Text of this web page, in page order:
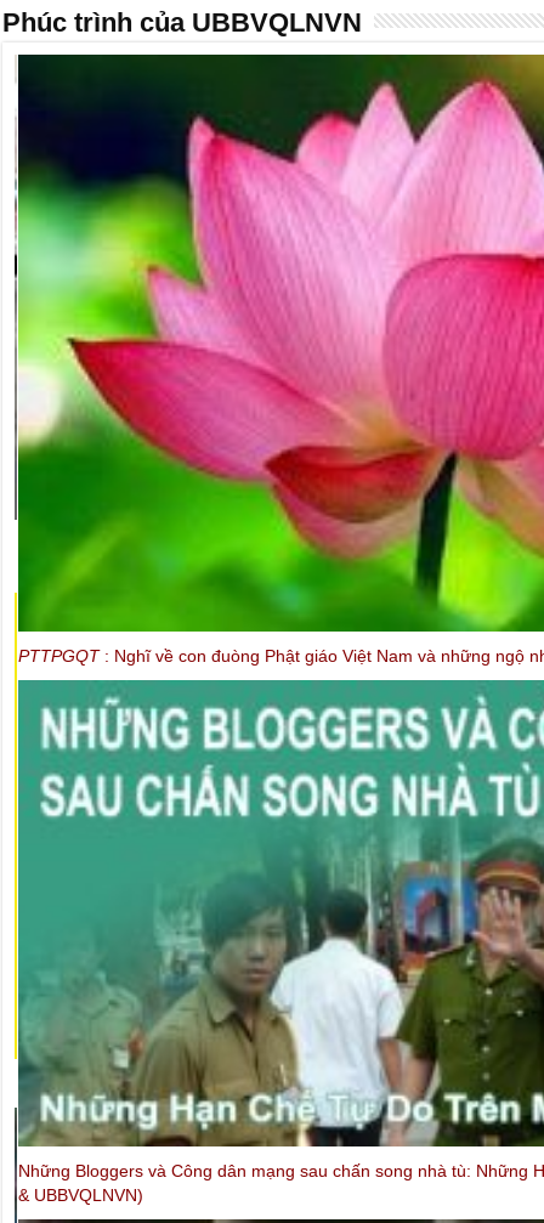
Phúc trình của UBBVQLNVN
PTTPGQT: Nghĩ về con đuòng Phật giáo Việt Nam và những ngộ
Những Bloggers và Công dân mạng sau chấn song nhà tù: Những
& UBBVQLNVN)